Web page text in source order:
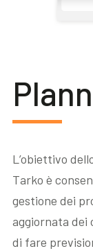
L’obiettivo
Tarko è
gestione dei
aggiornata dei
di fare